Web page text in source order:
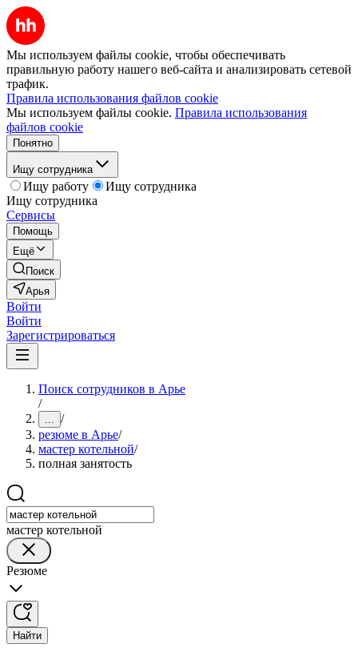
Мы используем файлы cookie, чтобы обеспечивать
правильную работу нашего веб-сайта и анализировать сетевой
трафик.
Правила использования файлов cookie
Мы используем файлы cookie. Правила использования
файлов cookie
Понятно
Ищу сотрудника
Ищу работу
Ищу сотрудника
Ищу сотрудника
Сервисы
Помощь
Ещё
Поиск
Арья
Войти
Войти
Зарегистрироваться
Поиск сотрудников в Арье
/
... /
резюме в Арье/
мастер котельной/
полная занятость
мастер котельной
Резюме
Найти